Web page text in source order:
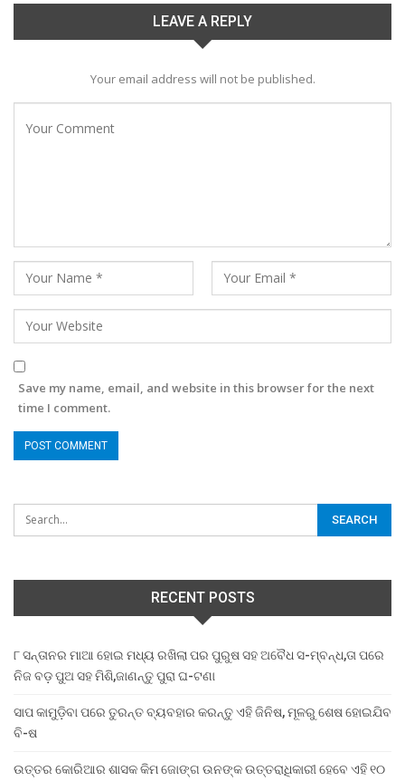
LEAVE A REPLY
Your email address will not be published.
Save my name, email, and website in this browser for the next
time I comment.
RECENT POSTS
୮ ସନ୍ତାନର ମାଆ ହୋଇ ମଧ୍ୟ ରଖିଲା ପର ପୁରୁଷ ସହ ଅବୈଧ ସ-ମ୍ବନ୍ଧ,ତା ପରେ
ନିଜ ବଡ଼ ପୁଅ ସହ ମିଶି,ଜାଣନ୍ତୁ ପୁରା ଘ-ଟଣା
ସାପ କାମୁଡ଼ିବା ପରେ ତୁରନ୍ତ ବ୍ୟବହାର କରନ୍ତୁ ଏହି ଜିନିଷ, ମୂଳରୁ ଶେଷ ହୋଇଯିବ
ବି-ଷ
ଉତ୍ତର କୋରିଆର ଶାସକ କିମ ଜୋଙ୍ଗ ଉନଙ୍କ ଉତ୍ତରାଧିକାରୀ ହେବେ ଏହି ୧୦